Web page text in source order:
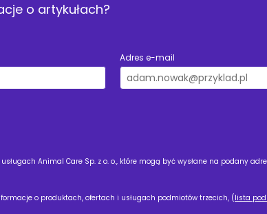
o artykułach?
Adres e-mail
Animal Care Sp. z o. o., które mogą być wysłane na podany
o produktach, ofertach i usługach podmiotów trzecich, (lista